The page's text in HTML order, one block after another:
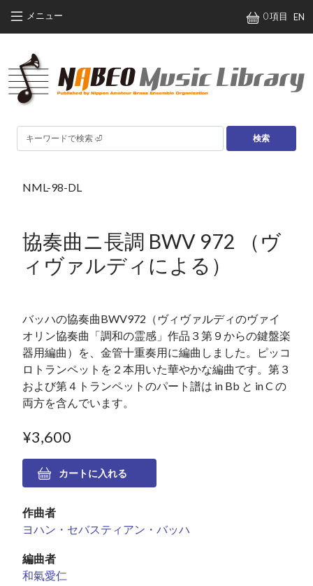
メニュー 0 項目 EN
検索
NML-98-DL
協奏曲ニ長調 BWV 972 （ヴ
ィヴァルディによる）
バッハの協奏曲BWV972（ヴィヴァルディのヴァイ
オリン協奏曲「調和の霊感」作品３第９からの鍵盤楽
器用編曲）を、金管十重奏用に編曲しました。ピッコ
ロトランペットを２本用いた華やかな編曲です。第３
および第４トランペットのパート譜は in Bb と in C の
両方を含んでいます。
¥3,600
作曲者
ヨハン・セバスティアン・バッハ
編曲者
和氣愛仁